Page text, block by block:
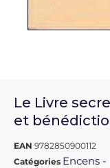
Le Livre
et
EAN 9782850900112
Catégories Encens